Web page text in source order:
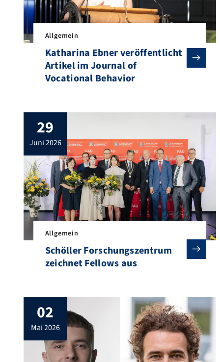
Allgemein
Katharina Ebner veröffentlicht
Artikel im Journal of
Vocational Behavior
29
juni 2026
Allgemein
Schöller Forschungszentrum
zeichnet Fellows aus
02
mai 2026